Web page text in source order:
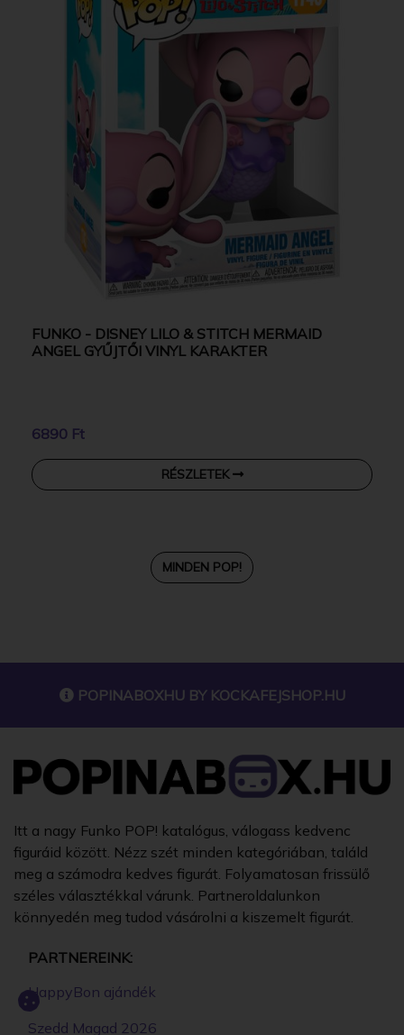
FUNKO - DISNEY LILO & STITCH MERMAID
ANGEL GYŰJTŐI VINYL KARAKTER
6890 Ft
RÉSZLETEK
MINDEN POP!
POPINABOXHU BY KOCKAFEJSHOP.HU
Itt a nagy Funko POP! katalógus, válogass kedvenc
figuráid között. Nézz szét minden kategóriában, találd
meg a számodra kedves figurát. Folyamatosan frissülő
széles választékkal várunk. Partneroldalunkon
könnyedén meg tudod vásárolni a kiszemelt figurát.
PARTNEREINK:
HappyBon ajándék
Szedd Magad 2026